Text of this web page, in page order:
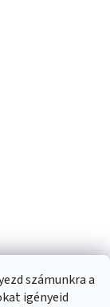
számunkra a
igényeid